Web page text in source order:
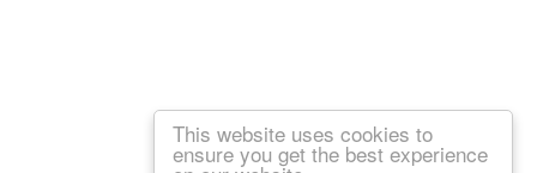
This website uses cookies to
ensure you get the best experience